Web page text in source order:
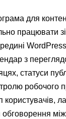
для
працювати
з
статуси
робочого
користувачів,
обговорення